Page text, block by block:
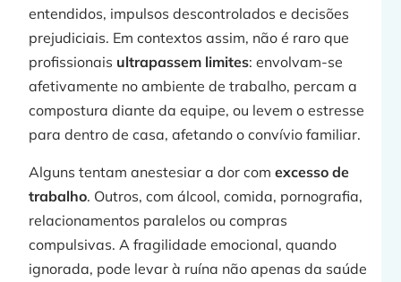
entendidos, impulsos descontrolados e decisões
prejudiciais. Em contextos assim, não é raro que
profissionais ultrapassem limites: envolvam-se
afetivamente no ambiente de trabalho, percam a
compostura diante da equipe, ou levem o estresse
para dentro de casa, afetando o convívio familiar.
Alguns tentam anestesiar a dor comexcesso de
trabalho. Outros, com álcool, comida, pornografia,
relacionamentos paralelos ou compras
compulsivas. A fragilidade emocional, quando
ignorada, pode levar à ruína não apenas da saúde